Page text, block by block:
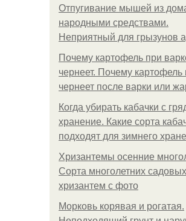
Отпугивание мышей из
народными средствами.
Неприятный для грызунов
Почему картофель при
чернеет. Почему картофель
чернеет после варки или
Когда убирать кабачки с
хранение. Какие сорта
подходят для зимнего
Хризантемы осенние
Сорта многолетних садовых
хризантем с фото
Морковь корявая и рогатая.